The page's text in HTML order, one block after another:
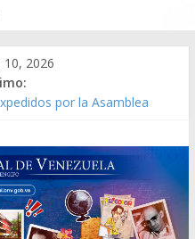
2026
por la Asamblea
año CXXXIII Mes V,
38.394
Bor